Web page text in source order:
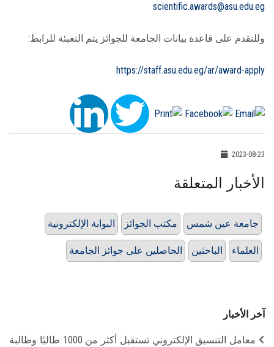
scientific.awards@asu.edu.eg
وللتقدم على قاعدة بيانات الجامعة للجوائز يتم التعبئة للرابط:
https://staff.asu.edu.eg/ar/award-apply
2023-08-23
الأخبار المتعلقة
البوابة الإلكترونية مكتب الجوائز جامعة عين شمس
الحاصلين على جوائز الجامعة الباحثين العلماء
آخر الأخبار
معامل التنسيق الإلكتروني تستقبل أكثر من 1000 طالبًا وطالبة